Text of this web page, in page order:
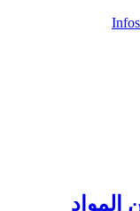
المواد